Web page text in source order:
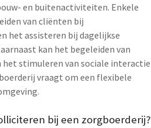
en buitenactiviteiten. Enkele
van cliënten bij
het assisteren bij dagelijkse
kan het begeleiden van
stimuleren van sociale interactie
vraagt om een flexibele
bij een zorgboerderij?